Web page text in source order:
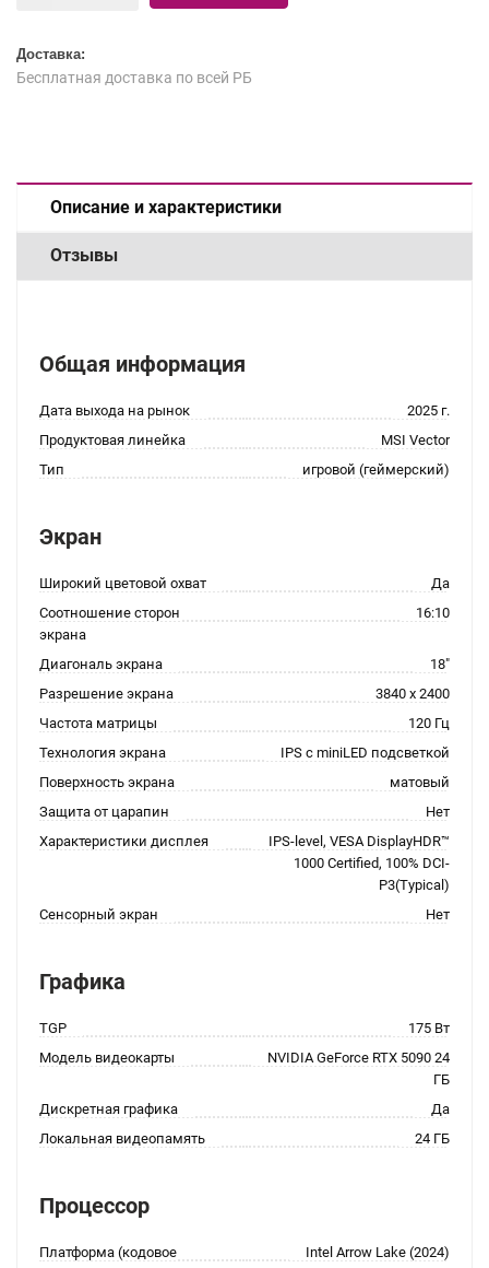
Доставка:
Бесплатная доставка по всей РБ
Описание и характеристики
Отзывы
Общая информация
Дата выхода на рынок
2025 г.
Продуктовая линейка
MSI Vector
Тип
игровой (геймерский)
Экран
Широкий цветовой охват
Да
Соотношение сторон
экрана
16:10
Диагональ экрана
18"
Разрешение экрана
3840 x 2400
Частота матрицы
120 Гц
Технология экрана
IPS с miniLED подсветкой
Поверхность экрана
матовый
Защита от царапин
Нет
Характеристики дисплея
IPS-level, VESA DisplayHDR™
1000 Certified, 100% DCI-
P3(Typical)
Сенсорный экран
Нет
Графика
TGP
175 Вт
Модель видеокарты
NVIDIA GeForce RTX 5090 24
ГБ
Дискретная графика
Да
Локальная видеопамять
24 ГБ
Процессор
Платформа (кодовое
Intel Arrow Lake (2024)